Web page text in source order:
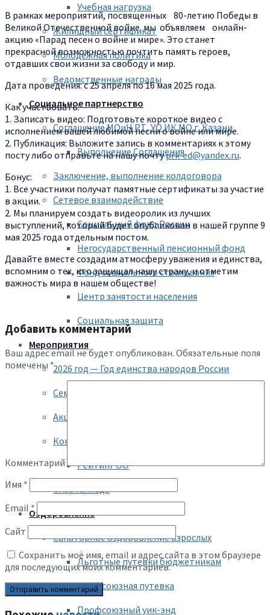
Учебная нагрузка
Жилищный сертификат
Молодежная политика
Ведомственные награды
Социальное партнерство
Соглашение МОиН РТ, УО ИК МО г. Казани
Выполнение Соглашения
Заключение, выполнение колдоговора
Сетевое взаимодействие
Социальный фонд России
Негосударственный пенсионный фонд
Фонд социального страхования
Центр занятости населения
Социальная защита
Мероприятия
2026 год — Год единства народов России
Семинары, совещания
Акции
Конкурсы
Рейтинг ОО
Спартакиада
Оздоровление
Санаторное оздоровление взрослых
Льготные путевки бюджетникам
Профсоюзная путевка
Профсоюзный уик-энд
В рамках мероприятий, посвященных 80-летию Победы в
Великой Отечественной войне мы объявляем онлайн-
акцию «Парад песен о войне и мире». Это станет
прекрасной возможностью почтить память героев,
отдавших свои жизни за свободу и мир.
Дата проведения: с 25 апреля по 16 мая 2025 года.
Как участвовать:
1. Записать видео: Подготовьте короткое видео с
исполнением вашей любимой песни о войне или мире.
2. Публикация: Выложите запись в комментариях к этому
посту либо отправьте на нашу почтуprk-ed@yandex.ru.
Бонус:
1. Все участники получат памятные сертификаты за участие
в акции.
2. Мы планируем создать видеоролик из лучших
выступлений, который будет опубликован в нашей группе 9
мая 2025 года отдельным постом.
Давайте вместе создадим атмосферу уважения и единства,
вспомним о тех, кто защищал нашу страну, и отметим
важность мира в нашем обществе!
Добавить комментарий
Ваш адрес email не будет опубликован. Обязательные поля
помечены *
Комментарий
Имя *
Email *
Сайт
Сохранить моё имя, email и адрес сайта в этом браузере
для последующих моих комментариев.